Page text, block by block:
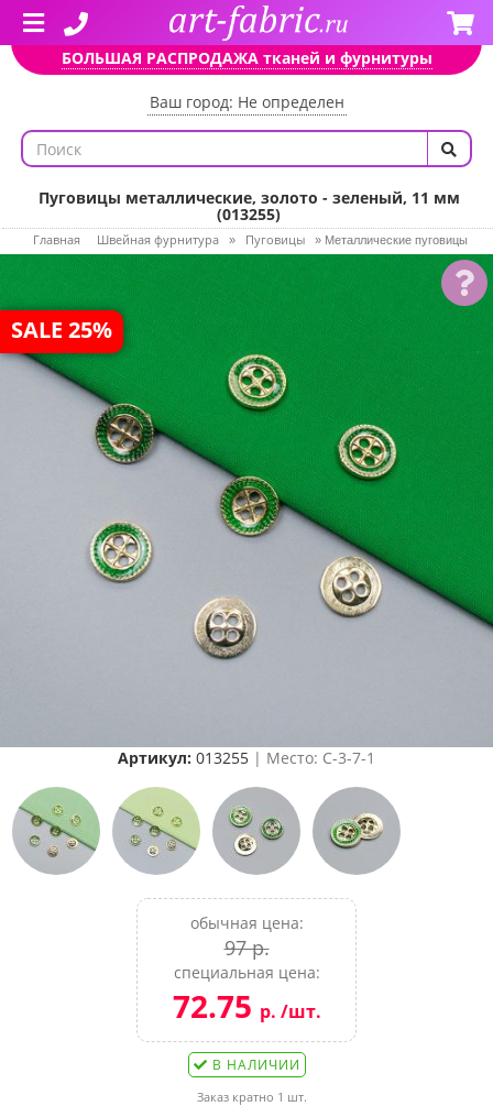
БОЛЬШАЯ РАСПРОДАЖА тканей и фурнитуры
Ваш город: Не определен
Пуговицы металлические, золото - зеленый, 11 мм
(013255)
Главная Швейная фурнитура » Пуговицы » Металлические пуговицы
SALE 25%
Артикул: 013255 | Место: C-3-7-1
обычная цена:
97 р.
специальная цена:
72.75 р. /шт.
В НАЛИЧИИ
Заказ кратно 1 шт.